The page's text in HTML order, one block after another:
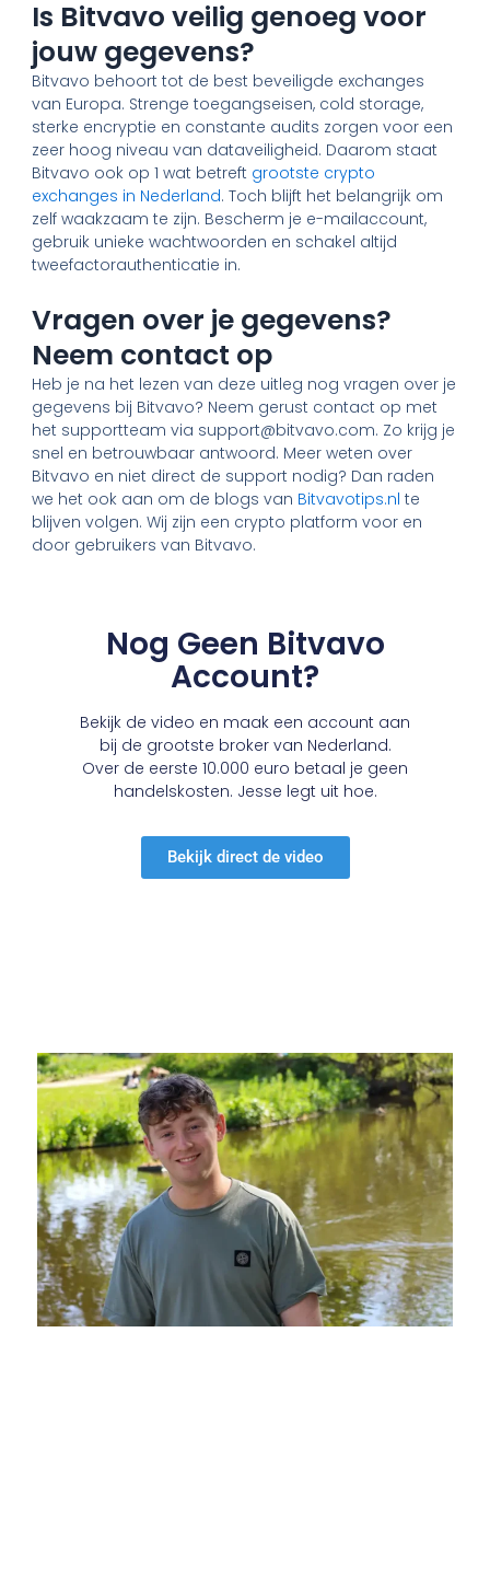
Is Bitvavo veilig genoeg voor
jouw gegevens?
Bitvavo behoort tot de best beveiligde exchanges
van Europa. Strenge toegangseisen, cold storage,
sterke encryptie en constante audits zorgen voor een
zeer hoog niveau van dataveiligheid. Daarom staat
Bitvavo ook op 1 wat betreft grootste crypto
exchanges in Nederland. Toch blijft het belangrijk om
zelf waakzaam te zijn. Bescherm je e-mailaccount,
gebruik unieke wachtwoorden en schakel altijd
tweefactorauthenticatie in.
Vragen over je gegevens?
Neem contact op
Heb je na het lezen van deze uitleg nog vragen over je
gegevens bij Bitvavo? Neem gerust contact op met
het supportteam via support@bitvavo.com. Zo krijg je
snel en betrouwbaar antwoord. Meer weten over
Bitvavo en niet direct de support nodig? Dan raden
we het ook aan om de blogs van Bitvavotips.nl te
blijven volgen. Wij zijn een crypto platform voor en
door gebruikers van Bitvavo.
Nog Geen Bitvavo
Account?
Bekijk de video en maak een account aan
bij de grootste broker van Nederland.
Over de eerste 10.000 euro betaal je geen
handelskosten. Jesse legt uit hoe.
Bekijk direct de video